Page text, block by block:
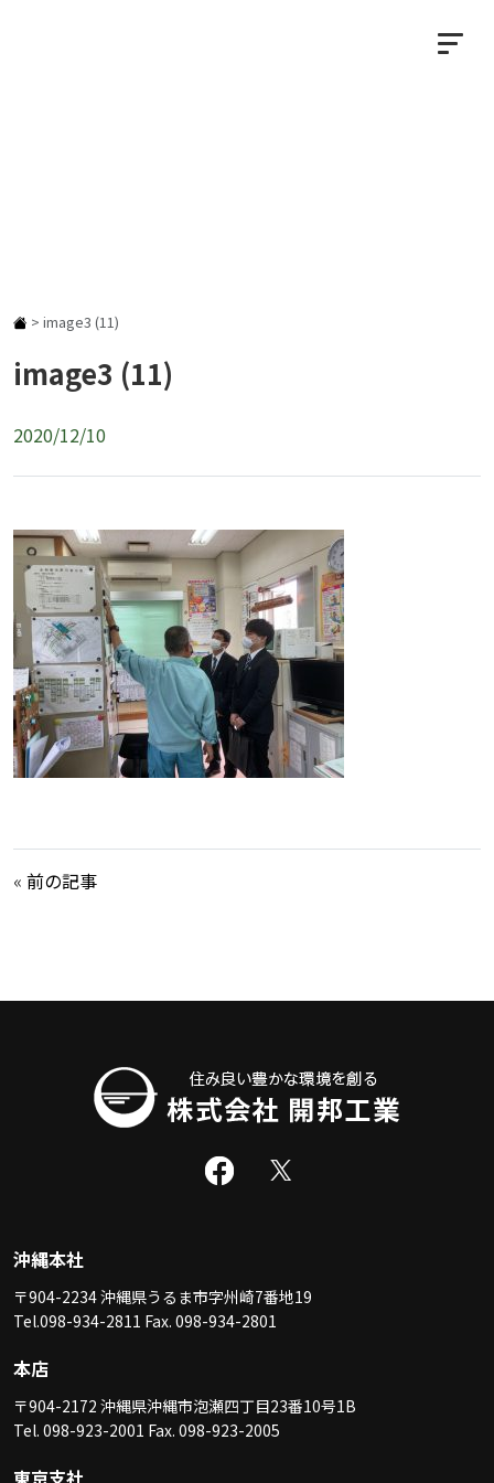
> image3 (11)
image3 (11)
2020/12/10
« 前の記事
沖縄本社
〒904-2234 沖縄県うるま市字州崎7番地19
Tel.098-934-2811 Fax. 098-934-2801
本店
〒904-2172 沖縄県沖縄市泡瀬四丁目23番10号1B
Tel. 098-923-2001 Fax. 098-923-2005
東京支社